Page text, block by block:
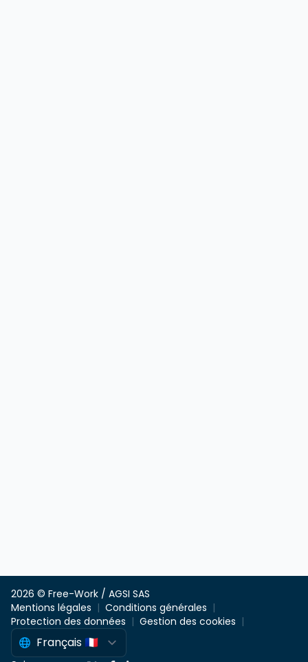
2026 © Free-Work / AGSI SAS
Mentions légales
Conditions générales
Protection des données
Gestion des cookies